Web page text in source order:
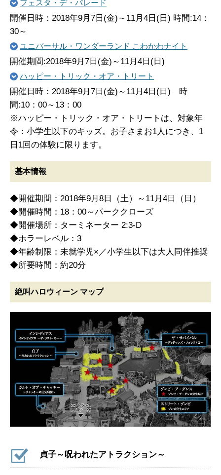
フェスタ・デ・パレード
開催日時：2018年9月7日(金)～11月4日(日) 時間:14：
30～
ユニバーサル・ワンダーランド こわかわナイト
開催期間:2018年9月7日(金)～11月4日(日)
ハッピー・トリック・オア・トリート
開催日時：2018年9月7日(金)～11月4日(日) 時
間:10：00～13：00
※ハッピー・トリック・オア・トリートは、対象年
令：小学生以下のキッズ。お子さまお1人につき、1
日1回の体験に限ります。
基本情報
◆開催期間：2018年9月8日（土）～11月4日（日）
◆開催時間：18：00～パーククローズ
◆開催場所：ターミネーター 2:3-D
◆ホラーレベル：3
◆年齢制限：未就学児×／小学生以下は大人同伴推奨
◆所要時間：約20分
絶叫ハロウィーン マップ
貞子～呪われたアトラクション～